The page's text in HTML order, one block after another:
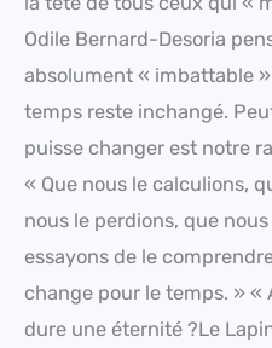
Odile Bernard-Desoria
absolument « imbattable
temps reste inchangé.
puisse changer est notre
« Que nous le calculions,
nous le perdions, que
essayons de le
change pour le temps. » «
dure une éternité ?Le